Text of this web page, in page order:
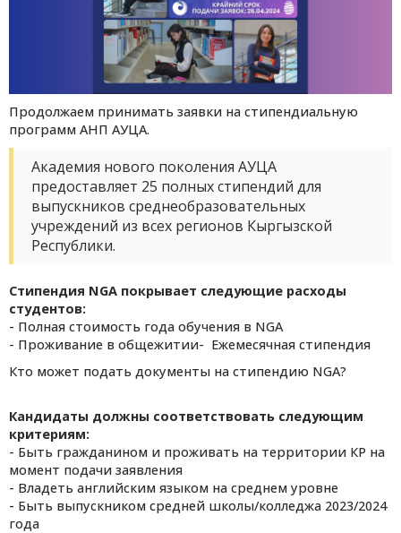
Продолжаем принимать заявки на стипендиальную
программ АНП АУЦА.
Академия нового поколения АУЦА
предоставляет 25 полных стипендий для
выпускников среднеобразовательных
учреждений из всех регионов Кыргызской
Республики.
Стипендия NGA покрывает следующие расходы
студентов:
- Полная стоимость года обучения в NGA
- Проживание в общежитии- Ежемесячная стипендия
Кто может подать документы на стипендию NGA?
Кандидаты должны соответствовать следующим
критериям:
- Быть гражданином и проживать на территории КР на
момент подачи заявления
- Владеть английским языком на среднем уровне
- Быть выпускником средней школы/колледжа 2023/2024
года